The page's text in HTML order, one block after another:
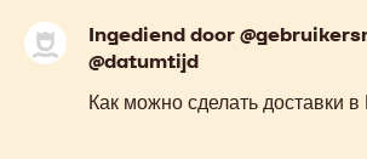
Ingediend door
@datumtijd
Как можно сделать доставки в